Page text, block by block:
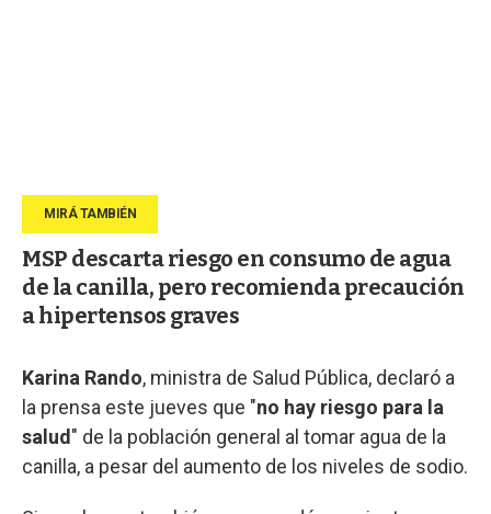
MSP descarta riesgo en consumo de agua
de la canilla, pero recomienda precaución
a hipertensos graves
Karina Rando, ministra de Salud Pública, declaró a
la prensa este jueves que "no hay riesgo para la
salud " de la población general al tomar agua de la
canilla, a pesar del aumento de los niveles de sodio.